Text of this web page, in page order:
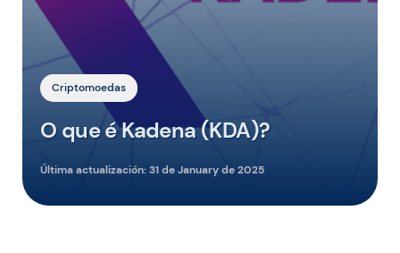
Criptomoedas
O que é Kadena (KDA)?
Última actualización:31 de January de 2025